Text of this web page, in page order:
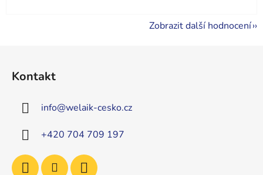
Zobrazit další hodnocení
Kontakt
info@welaik-cesko.cz
+420 704 709 197